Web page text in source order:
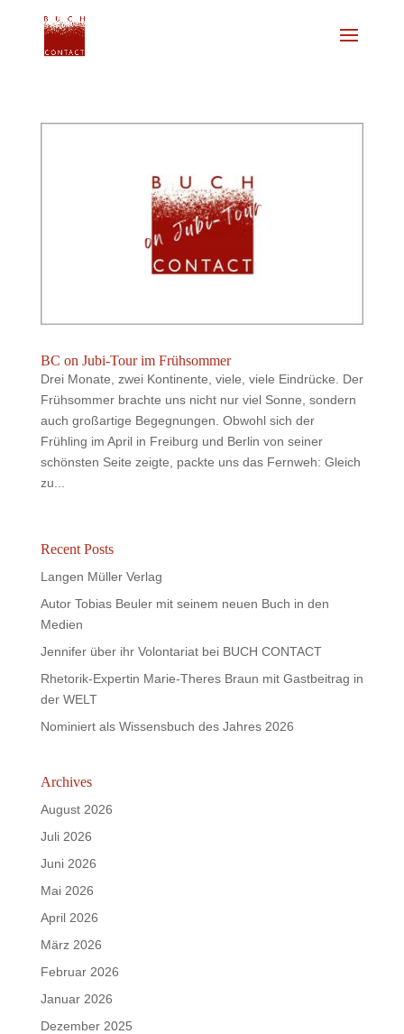
BC on Jubi-Tour im Frühsommer
Drei Monate, zwei Kontinente, viele, viele Eindrücke. Der
Frühsommer brachte uns nicht nur viel Sonne, sondern
auch großartige Begegnungen. Obwohl sich der
Frühling im April in Freiburg und Berlin von seiner
schönsten Seite zeigte, packte uns das Fernweh: Gleich
zu...
Recent Posts
Langen Müller Verlag
Autor Tobias Beuler mit seinem neuen Buch in den
Medien
Jennifer über ihr Volontariat bei BUCH CONTACT
Rhetorik-Expertin Marie-Theres Braun mit Gastbeitrag in
der WELT
Nominiert als Wissensbuch des Jahres 2026
Archives
August 2026
Juli 2026
Juni 2026
Mai 2026
April 2026
März 2026
Februar 2026
Januar 2026
Dezember 2025